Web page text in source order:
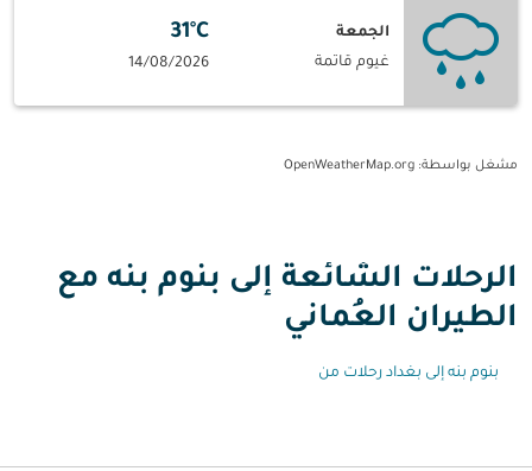
الجمعة
غيوم قاتمة
31°C
14/08/2026
مشغل بواسطة: OpenWeatherMap.org
الرحلات الشائعة إلى بنوم بنه مع
الطيران العُماني
بنوم بنه إلى بغداد رحلات من